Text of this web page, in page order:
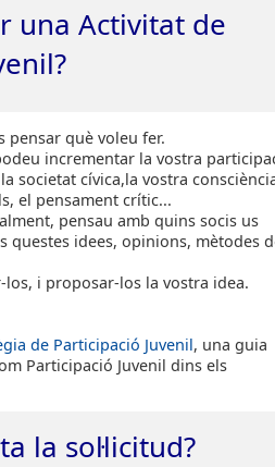
una Activitat de
pensar què voleu fer.
incrementar la vostra
societat cívica,la vostra
el pensament crític...
pensau amb quins socis us
questes idees, opinions, mètodes
i proposar-los la vostra idea.
de Participació Juvenil, una guia
Participació Juvenil dins els
la sol·licitud?